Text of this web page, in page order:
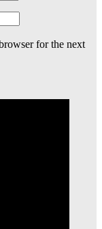
for the next